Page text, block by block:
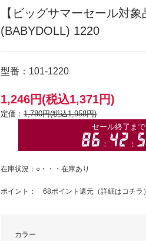
【ビッグサマーセール対
(BABYDOLL) 1220
型番：101-1220
1,246円(税込1,371円)
定価： 1,780円(税込1,958円)
在庫状況：○・・・在庫あり
ポイント： 68ポイント還元（詳細はコチラ ）
カラー